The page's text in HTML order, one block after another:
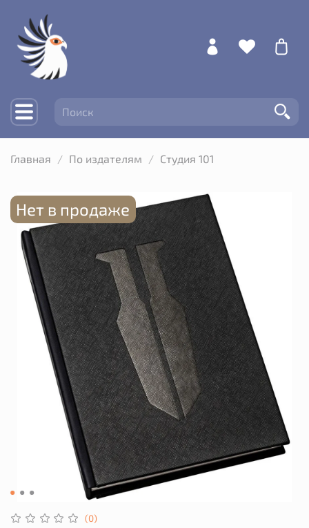
Главная По издателям Студия 101
Нет в продаже
(0)